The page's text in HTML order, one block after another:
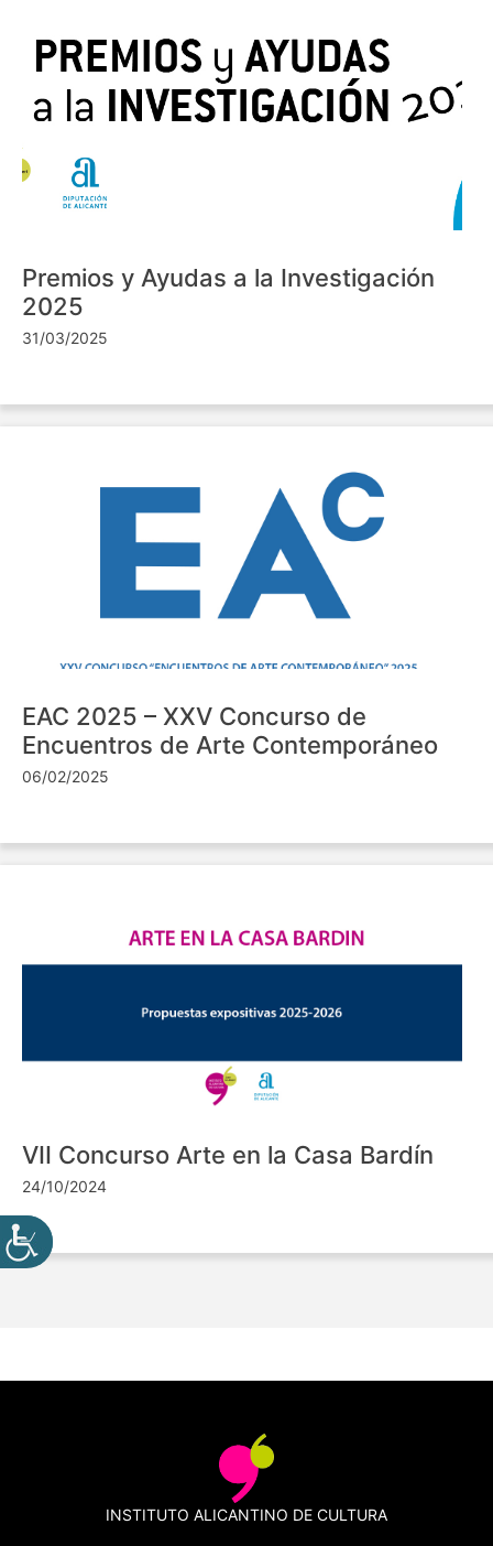
Premios y Ayudas a la Investigación
2025
31/03/2025
EAC 2025 – XXV Concurso de
Encuentros de Arte Contemporáneo
06/02/2025
VII Concurso Arte en la Casa Bardín
24/10/2024
INSTITUTO ALICANTINO DE CULTURA